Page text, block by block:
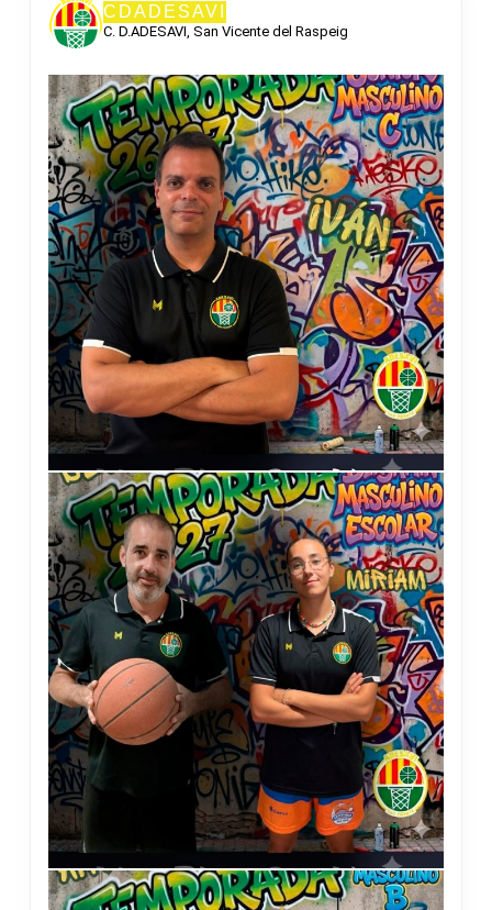
CDADESAVI
C. D.ADESAVI, San Vicente del Raspeig